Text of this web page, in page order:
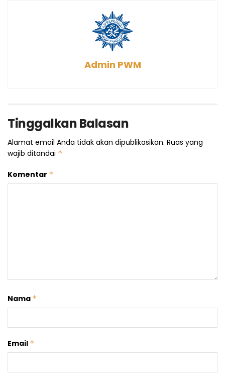
Admin PWM
Tinggalkan Balasan
Alamat email Anda tidak akan dipublikasikan. Ruas yang
wajib ditandai *
Komentar *
Nama *
Email *